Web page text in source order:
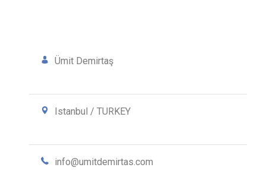
Ümit Demirtaş
Istanbul / TURKEY
info@umitdemirtas.com